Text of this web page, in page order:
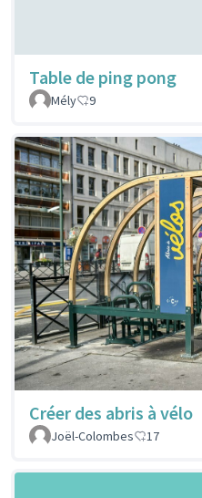
Table de ping pong
Mély
9
Créer des abris à vélo
Joël-Colombes
17